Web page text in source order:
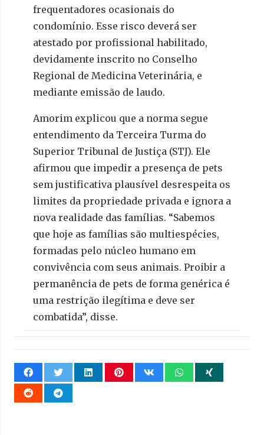
frequentadores ocasionais do
condomínio. Esse risco deverá ser
atestado por profissional habilitado,
devidamente inscrito no Conselho
Regional de Medicina Veterinária, e
mediante emissão de laudo.
Amorim explicou que a norma segue
entendimento da Terceira Turma do
Superior Tribunal de Justiça (STJ). Ele
afirmou que impedir a presença de pets
sem justificativa plausível desrespeita os
limites da propriedade privada e ignora a
nova realidade das famílias. “Sabemos
que hoje as famílias são multiespécies,
formadas pelo núcleo humano em
convivência com seus animais. Proibir a
permanência de pets de forma genérica é
uma restrição ilegítima e deve ser
combatida”, disse.